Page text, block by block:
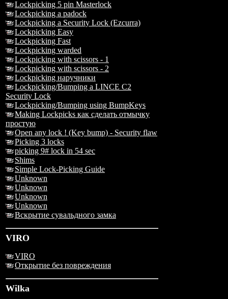
Lockpicking 5 pin Masterlock
Lockpicking a padock
Lockpicking a Security Lock (Ezcurra)
Lockpicking Easy
Lockpicking Fast
Lockpicking warded
Lockpicking with scissors - 1
Lockpicking with scissors - 2
Lockpicking наручники
Lockpicking/Bumping a LINCE C2
Security Lock
Lockpicking/Bumping using BumpKeys
Making Lockpicks как сделать отмычку
простую
Open any lock ! (Key bump) - Security flaw
Picking 3 locks
picking 9# lock in 54 sec
Shims
Simple Lock-Picking Guide
Unknown
Unknown
Unknown
Unknown
Вскрытие сувальдного замка
VIRO
VIRO
Открытие без повреждения
Wilka